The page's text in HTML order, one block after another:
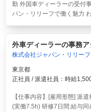
勤 外国車ディーラーの受付
パン・リリーフで働く魅力
外車ディーラーの事務ア
株式会社ジャパン・リリーフ
東京都
正社員 / 派遣社員：時給
【仕事内容】[雇用形態] 派
(実働7.5h) 研修7日間:給与